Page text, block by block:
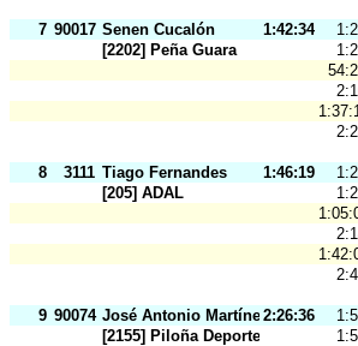
7 90017 Senen Cucalón 1:42:34
[2202] Peña Guara
8 3111 Tiago Fernandes 1:46:19
[205] ADAL
9 90074 José Antonio Martínez2:26:36
[2155] Piloña Deporte